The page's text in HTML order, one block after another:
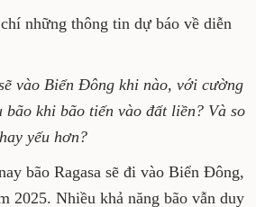
những thông tin dự báo về diễn
vào Biển Đông khi nào, với cường
khi bão tiến vào đất liền? Và so
yếu hơn?
bão Ragasa sẽ đi vào Biển Đông,
2025. Nhiều khả năng bão vẫn duy